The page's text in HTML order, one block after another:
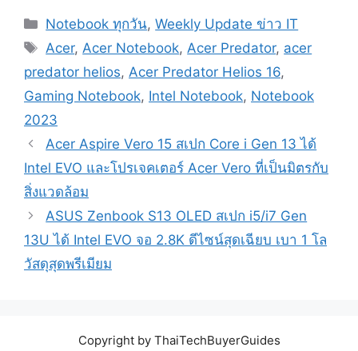
Categories
Notebook ทุกวัน,Weekly Update ข่าว IT
Tags
Acer,Acer Notebook,Acer Predator, acer
predator helios, Acer Predator Helios 16,
Gaming Notebook, Intel Notebook, Notebook
2023
Post
navigation
Acer Aspire Vero 15 สเปก Core i Gen 13 ได้
Intel EVO และโปรเจคเตอร์ Acer Vero ที่เป็นมิตรกับ
สิ่งแวดล้อม
ASUS Zenbook S13 OLED สเปก i5/i7 Gen
13U ได้ Intel EVO จอ 2.8K ดีไซน์สุดเฉียบ เบา 1 โล
วัสดุสุดพรีเมียม
Copyright by ThaiTechBuyerGuides